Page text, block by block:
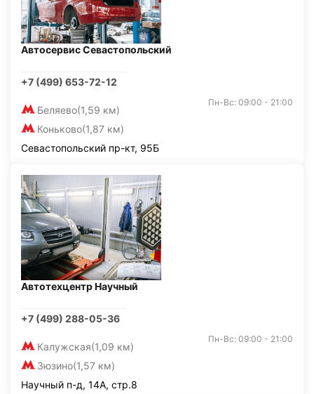
Автосервис Севастопольский
+7 (499) 653-72-12
Беляево(1,59 км)
Коньково(1,87 км)
Пн-Вс: 09:00 - 21:00
Севастопольский пр-кт, 95Б
Автотехцентр Научный
+7 (499) 288-05-36
Калужская(1,09 км)
Зюзино(1,57 км)
Пн-Вс: 09:00 - 21:00
Научный п-д, 14А, стр.8